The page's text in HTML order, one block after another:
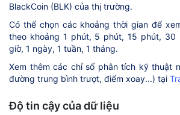
BlackCoin (BLK) của thị trường.
Có thể chọn các khoảng thời gian để
theo khoảng 1 phút, 5 phút, 15 phút, 30
giờ, 1 ngày, 1 tuần, 1 tháng.
Xem thêm các chỉ số phân tích kỹ thuật
đường trung bình trượt, điểm xoay...) tại
Độ tin cậy của dữ liệu